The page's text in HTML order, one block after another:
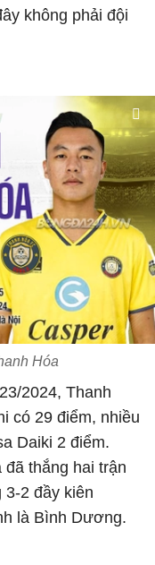
không phải đội
Hóa
2024, Thanh
có 29 điểm, nhiều
Daiki 2 điểm.
thắng hai trận
3-2 đầy kiên
là Bình Dương.